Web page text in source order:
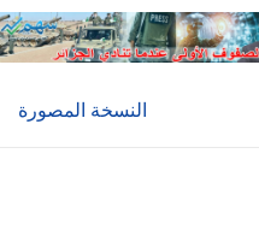
النسخة المصورة